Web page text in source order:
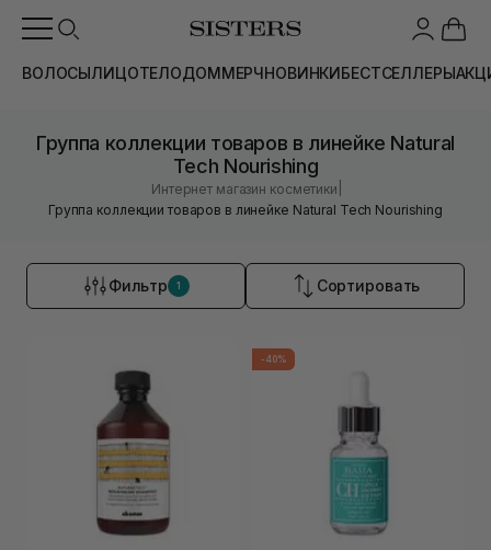
ВОЛОСЫЛИЦОТЕЛОДОММЕРЧНОВИНКИБЕСТСЕЛЛЕРЫ
Группа коллекции товаров в линейке Natural
Tech Nourishing
Интернет магазин косметики
Группа коллекции товаров в линейке Natural Tech Nourishing
Фильтр 1 Сортировать
-40%